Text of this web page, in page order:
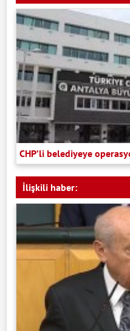
CHP’li belediyeye
İlişkili haber: